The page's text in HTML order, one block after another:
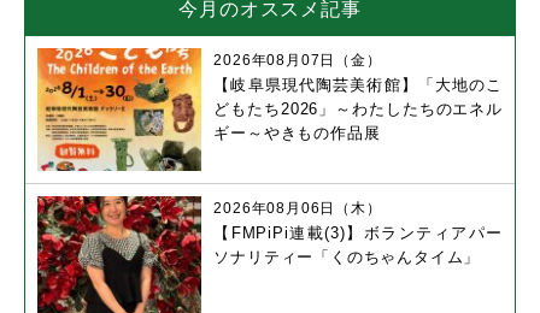
今月のオススメ記事
【岐阜県現代陶芸美術館】「大地のこ
どもたち2026」～わたしたちのエネル
ギー～やきもの作品展
2026年08月07日（金）
【FMPiPi連載(3)】ボランティアパー
ソナリティー「くのちゃんタイム」
2026年08月06日（木）